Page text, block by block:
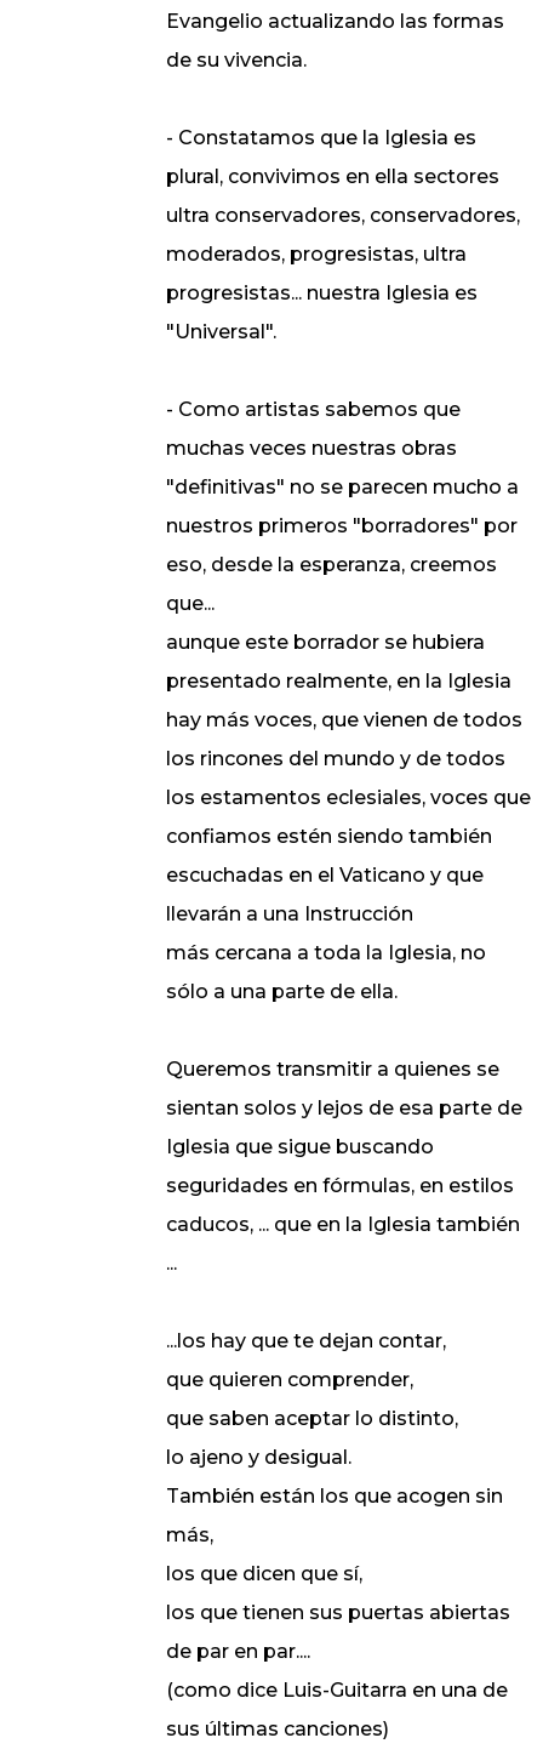
Evangelio actualizando las formas
de su vivencia.
- Constatamos que la Iglesia es
plural, convivimos en ella sectores
ultra conservadores, conservadores,
moderados, progresistas, ultra
progresistas... nuestra Iglesia es
"Universal".
- Como artistas sabemos que
muchas veces nuestras obras
"definitivas" no se parecen mucho a
nuestros primeros "borradores" por
eso, desde la esperanza, creemos
que...
aunque este borrador se hubiera
presentado realmente, en la Iglesia
hay más voces, que vienen de todos
los rincones del mundo y de todos
los estamentos eclesiales, voces que
confiamos estén siendo también
escuchadas en el Vaticano y que
llevarán a una Instrucción
más cercana a toda la Iglesia, no
sólo a una parte de ella.
Queremos transmitir a quienes se
sientan solos y lejos de esa parte de
Iglesia que sigue buscando
seguridades en fórmulas, en estilos
caducos, ... que en la Iglesia también
...
...los hay que te dejan contar,
que quieren comprender,
que saben aceptar lo distinto,
lo ajeno y desigual.
También están los que acogen sin
más,
los que dicen que sí,
los que tienen sus puertas abiertas
de par en par....
(como dice Luis-Guitarra en una de
sus últimas canciones)